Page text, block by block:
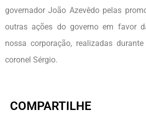
governador João Azevêdo pelas
outras ações do governo em favor
nossa corporação, realizadas
coronel Sérgio.
COMPARTILHE